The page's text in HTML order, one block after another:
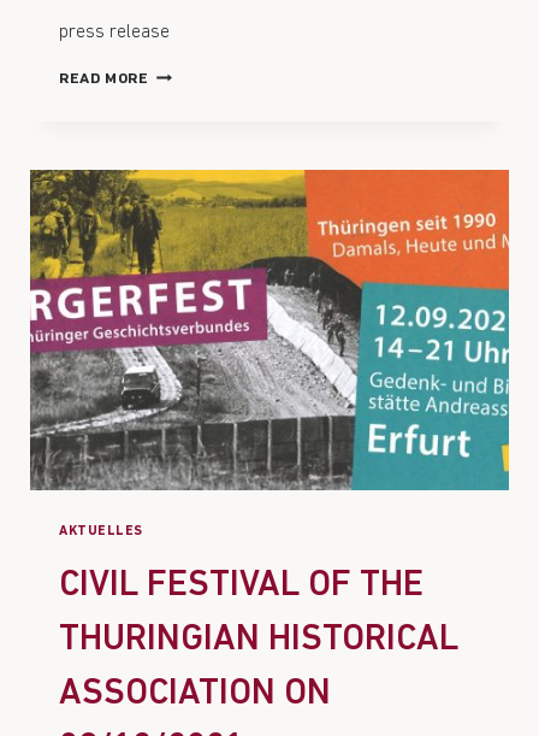
press release
READ MORE
AKTUELLES
CIVIL FESTIVAL OF THE
THURINGIAN HISTORICAL
ASSOCIATION ON